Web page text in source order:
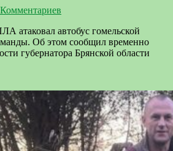
атаковал автобус гомельской
Об этом сообщил временно
губернатора Брянской области